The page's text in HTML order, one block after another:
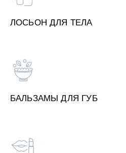
ЛОСЬОН ДЛЯ ТЕЛА
БАЛЬЗАМЫ ДЛЯ ГУБ